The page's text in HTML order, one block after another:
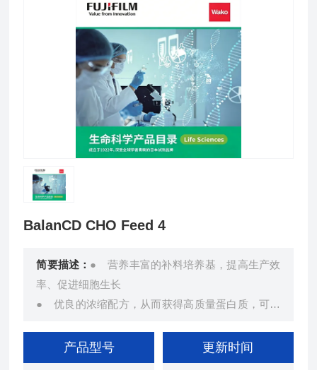
BalanCD CHO Feed 4
简要描述： ● 营养丰富的补料培养基，提高生产效
率、促进细胞生长
● 优良的浓缩配方，从而获得高质量蛋白质，可满
● 简单三步配置，pH中性以及水化方案，节省劳动
力并促进更稳健的工艺
产品型号 更新时间